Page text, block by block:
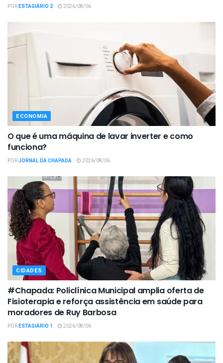
PORESTAGIÁRIO 2 2026/08/06
ECONOMIA
O que é uma máquina de lavar inverter e como
funciona?
PORJORNAL DA CHAPADA 2026/08/06
CIDADES
#Chapada: Policlínica Municipal amplia oferta de
Fisioterapia e reforça assistência em saúde para
moradores de Ruy Barbosa
PORESTAGIÁRIO 1 2026/08/06